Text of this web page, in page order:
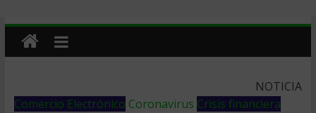
NOTICIA
Comercio Electrónico Coronavirus Crisis financiera